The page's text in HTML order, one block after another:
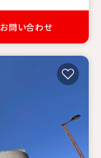
お問い合わせ